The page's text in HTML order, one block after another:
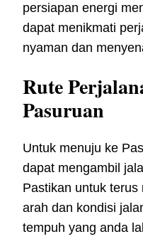
persiapan energi
dapat menikmati
nyaman dan
Rute
Pasuruan
Untuk menuju ke
dapat mengambil
Pastikan untuk
arah dan kondisi
tempuh yang anda